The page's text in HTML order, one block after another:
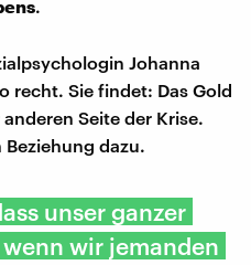
.
Johanna
recht. Sie findet: Das Gold
Seite der Krise.
dazu.
unser ganzer
wir jemanden